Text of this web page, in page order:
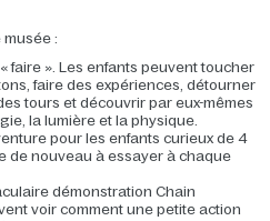
:
faire ». Les enfants peuvent toucher
faire des expériences, détourner
tours et découvrir par eux-mêmes
la lumière et la physique.
pour les enfants curieux de 4
de nouveau à essayer à chaque
démonstration Chain
voir comment une petite action